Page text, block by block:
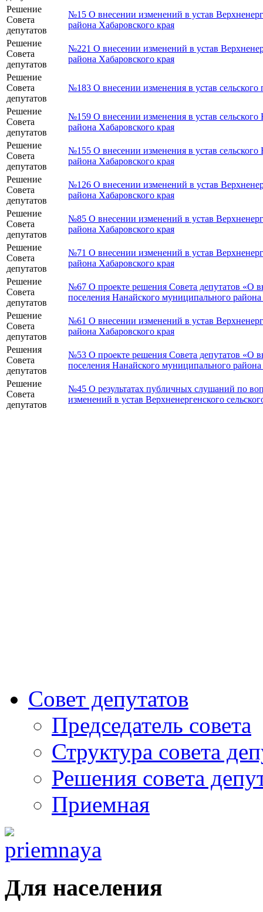
Решение
Совета
депутатов
№15 О внесении изменений в устав
района Хабаровского края
Решение
Совета
депутатов
№221 О внесении изменений в устав
района Хабаровского края
Решение
Совета
депутатов
№183 О внесении изменения в устав сельского
Решение
Совета
депутатов
№159 О внесении изменения в устав
района Хабаровского края
Решение
Совета
депутатов
№155 О внесении изменения в устав
района Хабаровского края
Решение
Совета
депутатов
№126 О внесении изменений в устав
района Хабаровского края
Решение
Совета
депутатов
№85 О внесении изменений в устав
района Хабаровского края
Решение
Совета
депутатов
№71 О внесении изменений в устав
района Хабаровского края
Решение
Совета
депутатов
№67 О проекте решения Совета депутатов «О
поселения Нанайского муниципального района
Решение
Совета
депутатов
№61 О внесении изменений в устав
района Хабаровского края
Решения
Совета
депутатов
№53 О проекте решения Совета депутатов «О
поселения Нанайского муниципального района
Решение
Совета
депутатов
№45 О результатах публичных слушаний по
изменений в устав Верхненергенского
Совет депутатов
Председатель совета
Структура совета
Решения совета
Приемная
Для населения